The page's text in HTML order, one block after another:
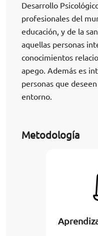
Desarrollo
profesionales del
educación, y de la
aquellas personas
conocimientos
apego. Además es
personas que
entorno.
Metodología